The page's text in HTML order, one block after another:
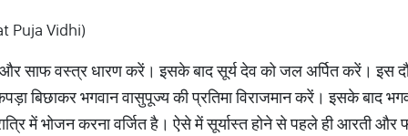
Puja Vidhi)
साफ वस्त्र धारण करें। इसके बाद सूर्य देव को जल अर्पित करें। इस
बिछाकर भगवान वासुपूज्य की प्रतिमा विराजमान करें। इसके बाद
में भोजन करना वर्जित है। ऐसे में सूर्यास्त होने से पहले ही आरती और